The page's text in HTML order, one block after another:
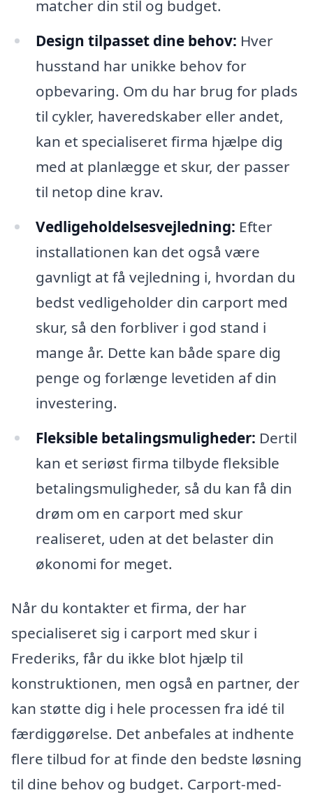
matcher din stil og budget.
Design tilpasset dine behov: Hver
husstand har unikke behov for
opbevaring. Om du har brug for plads
til cykler, haveredskaber eller andet,
kan et specialiseret firma hjælpe dig
med at planlægge et skur, der passer
til netop dine krav.
Vedligeholdelsesvejledning: Efter
installationen kan det også være
gavnligt at få vejledning i, hvordan du
bedst vedligeholder din carport med
skur, så den forbliver i god stand i
mange år. Dette kan både spare dig
penge og forlænge levetiden af din
investering.
Fleksible betalingsmuligheder: Dertil
kan et seriøst firma tilbyde fleksible
betalingsmuligheder, så du kan få din
drøm om en carport med skur
realiseret, uden at det belaster din
økonomi for meget.
Når du kontakter et firma, der har
specialiseret sig i carport med skur i
Frederiks, får du ikke blot hjælp til
konstruktionen, men også en partner, der
kan støtte dig i hele processen fra idé til
færdiggørelse. Det anbefales at indhente
flere tilbud for at finde den bedste løsning
til dine behov og budget. Carport-med-